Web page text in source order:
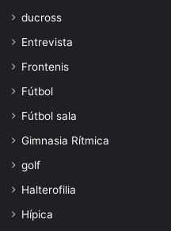
ducross
Entrevista
Frontenis
Fútbol
Fútbol sala
Gimnasia Rítmica
golf
Halterofilia
Hípica